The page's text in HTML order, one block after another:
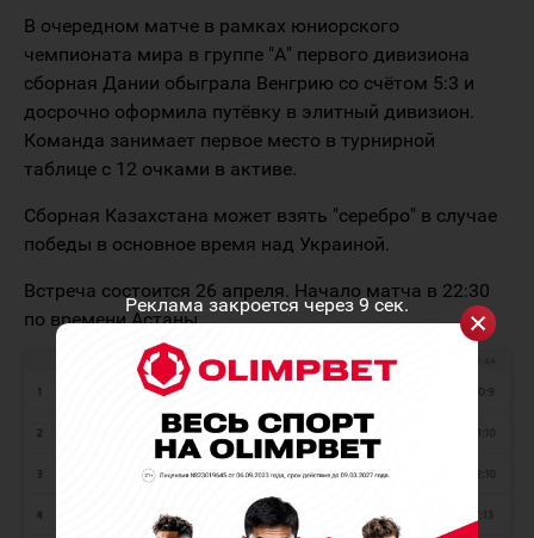
Реклама закроется через9сек.
В очередном матче в рамках юниорского
чемпионата мира в группе "А" первого дивизиона
сборная Дании обыграла Венгрию со счётом 5:3 и
досрочно оформила путёвку в элитный дивизион.
Команда занимает первое место в турнирной
таблице с 12 очками в активе.
Сборная Казахстана может взять "серебро" в случае
победы в основное время над Украиной.
Встреча состоится 26 апреля. Начало матча в 22:30
по времени Астаны.